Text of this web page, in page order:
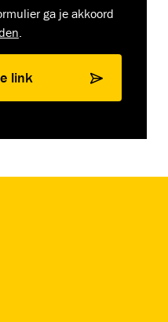
ga je akkoord
link